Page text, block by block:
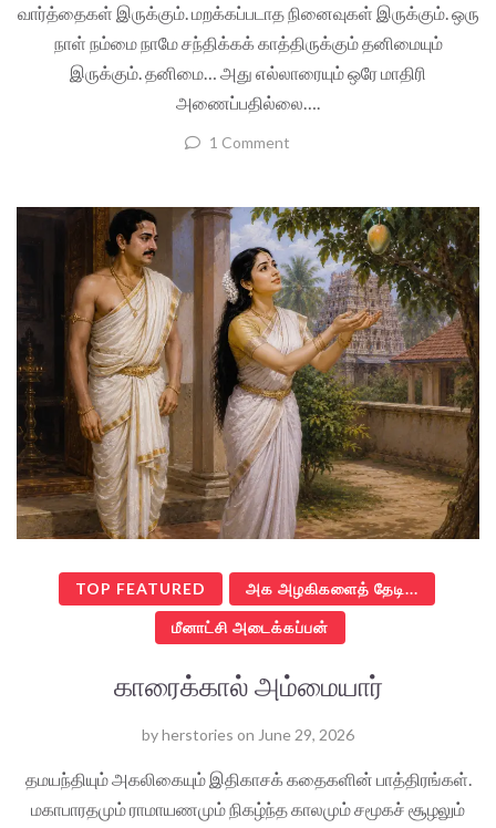
வார்த்தைகள் இருக்கும். மறக்கப்படாத நினைவுகள் இருக்கும். ஒரு
நாள் நம்மை நாமே சந்திக்கக் காத்திருக்கும் தனிமையும்
இருக்கும். தனிமை… அது எல்லாரையும் ஒரே மாதிரி
அணைப்பதில்லை….
1 Comment
TOP FEATURED அக அழகிகளைத் தேடி...
மீனாட்சி அடைக்கப்பன்
காரைக்கால் அம்மையார்
byherstories on June 29, 2026
தமயந்தியும் அகலிகையும் இதிகாசக் கதைகளின் பாத்திரங்கள்.
மகாபாரதமும் ராமாயணமும் நிகழ்ந்த காலமும் சமூகச் சூழலும்